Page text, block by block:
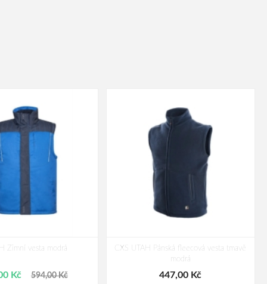
Zimní vesta modrá
Kč 594,00 Kč
CXS UTAH Pánská fleecová vesta tmavě
modrá
447,00 Kč